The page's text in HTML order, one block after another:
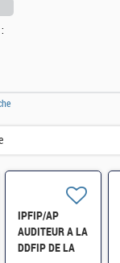
IPFIP/AP
AUDITEUR A LA
DDFIP DE LA